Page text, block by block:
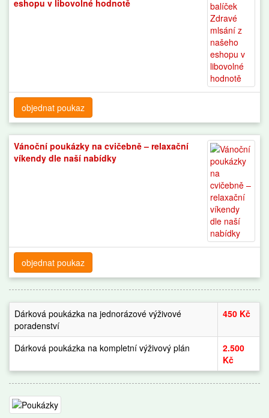
eshopu v libovolné hodnotě
objednat poukaz
Vánoční poukázky na cvičebně – relaxační
víkendy dle naší nabídky
objednat poukaz
Dárková poukázka na jednorázové výživové
poradenství
450 Kč
Dárková poukázka na kompletní výživový plán
2.500
Kč